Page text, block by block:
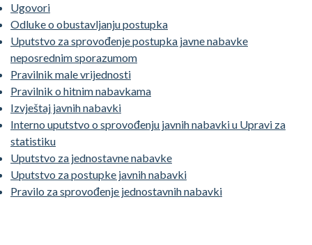
Ugovori
Odluke o obustavljanju postupka
Uputstvo za sprovođenje postupka javne nabavke
neposrednim sporazumom
Pravilnik male vrijednosti
Pravilnik o hitnim nabavkama
Izvještaj javnih nabavki
Interno uputstvo o sprovođenju javnih nabavki u Upravi za
statistiku
Uputstvo za jednostavne nabavke
Uputstvo za postupke javnih nabavki
Pravilo za sprovođenje jednostavnih nabavki